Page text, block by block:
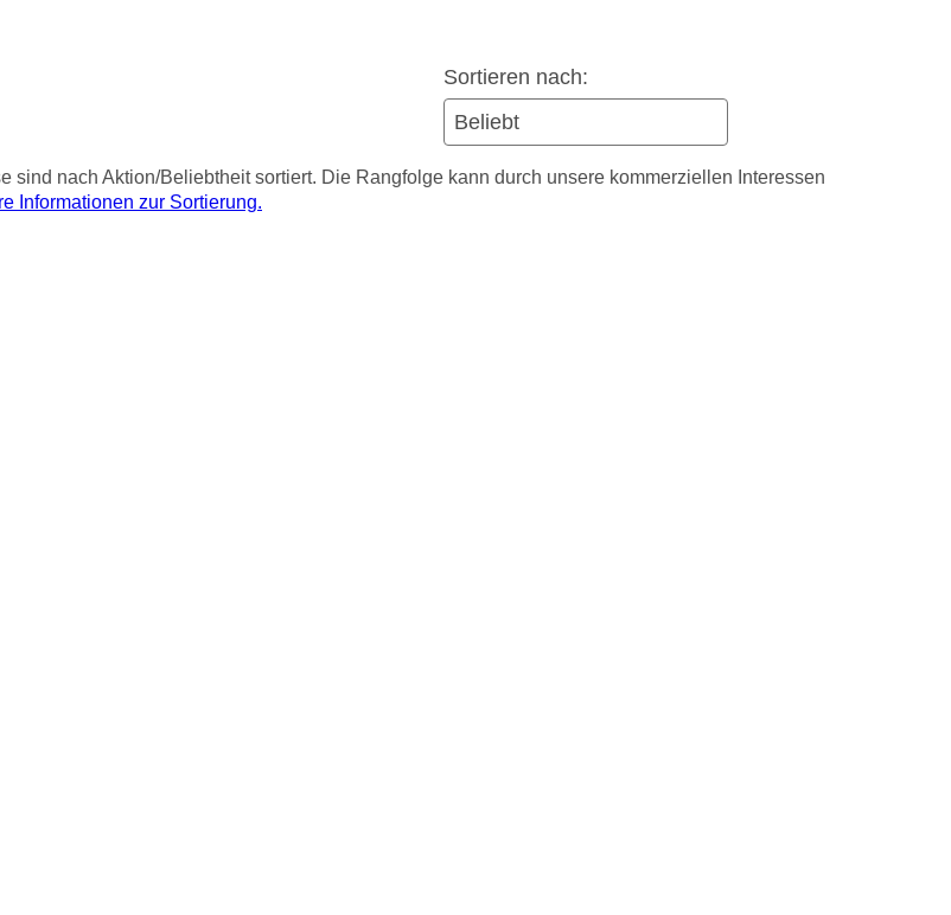
Sortieren nach:
sind nach Aktion/Beliebtheit sortiert. Die Rangfolge kann durch unsere kommerziellen Interessen
Informationen zur Sortierung.